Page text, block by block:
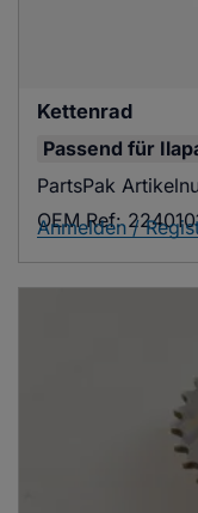
Kettenrad
Passend für
PartsPak
OEM Ref:
Anmelden /